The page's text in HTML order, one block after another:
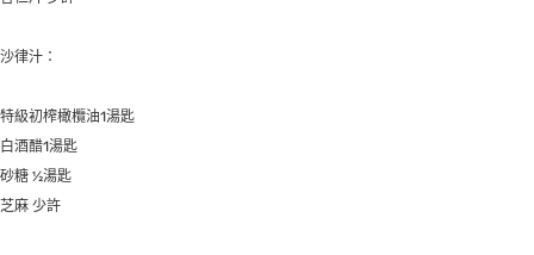
沙律汁：
特級初榨橄欖油1湯匙
白酒醋1湯匙
砂糖 ½湯匙
芝麻 少許